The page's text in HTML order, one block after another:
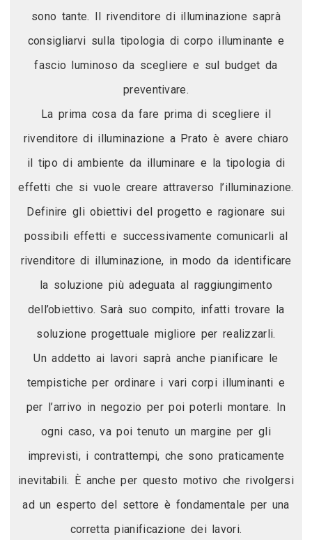
sono tante. Il rivenditore di illuminazione saprà
consigliarvi sulla tipologia di corpo illuminante e
fascio luminoso da scegliere e sul budget da
preventivare.
La prima cosa da fare prima di scegliere il
rivenditore di illuminazione a Prato è avere chiaro
il tipo di ambiente da illuminare e la tipologia di
effetti che si vuole creare attraverso l’illuminazione.
Definire gli obiettivi del progetto e ragionare sui
possibili effetti e successivamente comunicarli al
rivenditore di illuminazione, in modo da identificare
la soluzione più adeguata al raggiungimento
dell’obiettivo. Sarà suo compito, infatti trovare la
soluzione progettuale migliore per realizzarli.
Un addetto ai lavori saprà anche pianificare le
tempistiche per ordinare i vari corpi illuminanti e
per l’arrivo in negozio per poi poterli montare. In
ogni caso, va poi tenuto un margine per gli
imprevisti, i contrattempi, che sono praticamente
inevitabili. È anche per questo motivo che rivolgersi
ad un esperto del settore è fondamentale per una
corretta pianificazione dei lavori.